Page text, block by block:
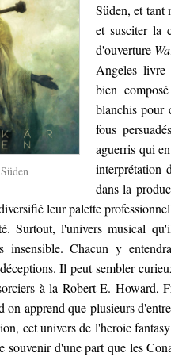
Süden, et tant
et susciter la
d'ouverture
Angeles livre
bien
blanchis pour
fous
aguerris qui
interprétation
dans la
leur palette
Surtout, l'univers musical
insensible. Chacun y
Il peut sembler
à la Robert E.
on apprend que plusieurs
cet univers de l'heroic
souvenir d'une part que les